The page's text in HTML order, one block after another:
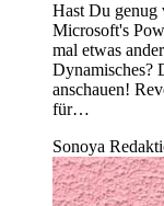
Hast Du genug
Microsoft's
mal etwas
Dynamisches?
anschauen!
für…
Sonoya